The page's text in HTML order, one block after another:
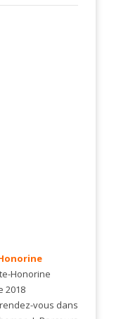
Honorine
2018
vous dans